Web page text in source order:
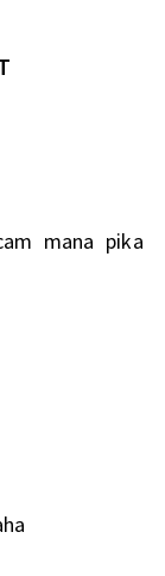
mana pika